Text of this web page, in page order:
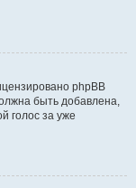
phpBB
быть добавлена,
голос за уже